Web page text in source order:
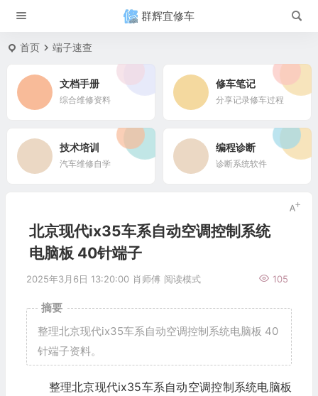
群辉宜修车
首页 端子速查
文档手册
综合维修资料
修车笔记
分享记录修车过程
技术培训
汽车维修自学
编程诊断
诊断系统软件
北京现代ix35车系自动空调控制系统
电脑板 40针端子
2025年3月6日 13:20:00 肖师傅 105
阅读模式
摘要
整理北京现代ix35车系自动空调控制系统电脑板 40
针端子资料。
整理北京现代ix35车系自动空调控制系统电脑板